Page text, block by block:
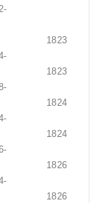
1823
1823
1824
1824
1826
1826